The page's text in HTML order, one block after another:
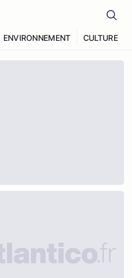
ENVIRONNEMENT CULTURE